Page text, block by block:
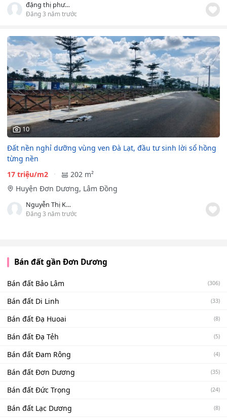
đặng thị phương trinh
Đăng 3 năm trước
10
Đất nền nghỉ dưỡng vùng ven Đà Lạt, đầu tư sinh lời sổ hồng
từng nền
17 triệu/m2
202 m²
Huyện Đơn Dương, Lâm Đồng
Nguyễn Thị Kim Dung
Đăng 3 năm trước
Bán đất gần Đơn Dương
Bán đất Bảo Lâm (306)
Bán đất Di Linh (33)
Bán đất Đạ Huoai (8)
Bán đất Đạ Tẻh (5)
Bán đất Đam Rông (4)
Bán đất Đơn Dương (35)
Bán đất Đức Trọng (24)
Bán đất Lạc Dương (8)